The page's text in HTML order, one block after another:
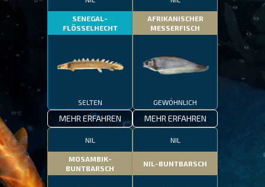
SENEGAL-
FLÖSSELHECHT
SELTEN
MEHR ERFAHREN
AFRIKANISCHER
MESSERFISCH
GEWÖHNLICH
MEHR ERFAHREN
NIL
MOSAMBIK-
BUNTBARSCH
NIL
NIL-BUNTBARSCH